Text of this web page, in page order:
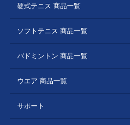
硬式テニス 商品一覧
ソフトテニス 商品一覧
バドミントン 商品一覧
ウエア 商品一覧
サポート